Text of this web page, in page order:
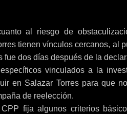
al riesgo de
tienen vínculos cercanos, al
fue dos días después de la
vinculados a la
en Salazar Torres para que
de reelección.
fija algunos criterios